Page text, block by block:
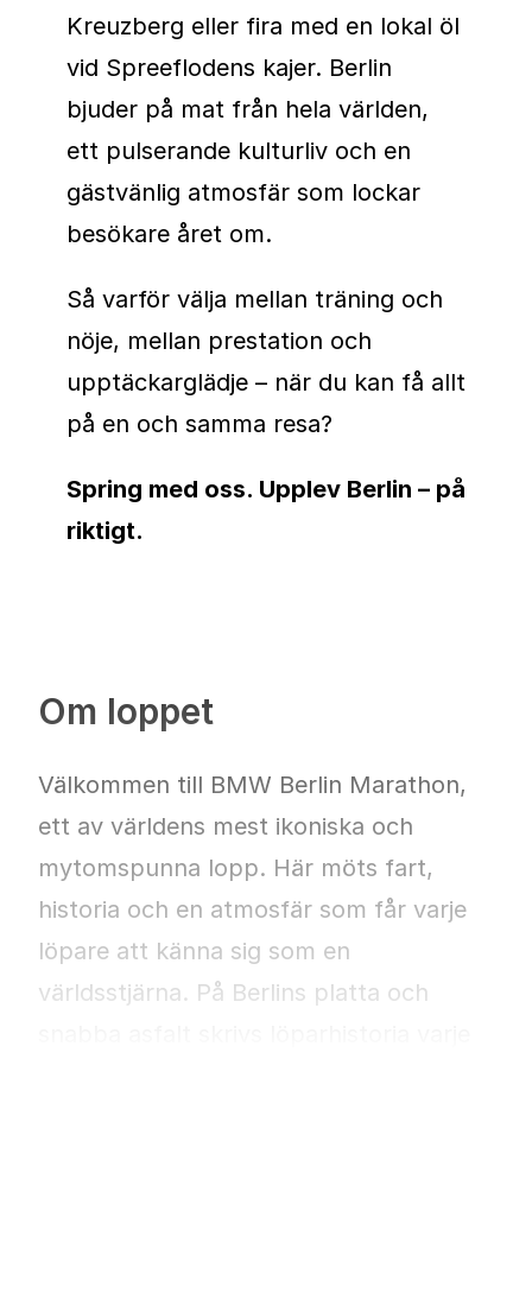
Kreuzberg eller fira med en lokal öl
vid Spreeflodens kajer. Berlin
bjuder på mat från hela världen,
ett pulserande kulturliv och en
gästvänlig atmosfär som lockar
besökare året om.
Så varför välja mellan träning och
nöje, mellan prestation och
upptäckarglädje – när du kan få allt
på en och samma resa?
Spring med oss. Upplev Berlin – på
riktigt.
Om loppet
Välkommen till BMW Berlin Marathon,
ett av världens mest ikoniska och
mytomspunna lopp. Här möts fart,
historia och en atmosfär som får varje
löpare att känna sig som en
världsstjärna. På Berlins platta och